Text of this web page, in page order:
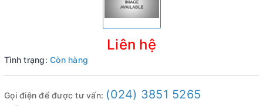
Liên hệ
Tình trạng: Còn hàng
Gọi điện để được tư vấn: (024) 3851 5265